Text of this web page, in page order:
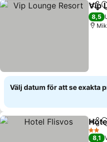
Dela
Vip
8,5
Välj datum för att se exakta
Dela
2
8,1